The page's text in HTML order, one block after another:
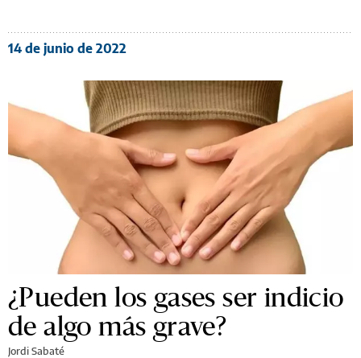
14 de junio de 2022
¿Pueden los gases ser indicio
de algo más grave?
Jordi Sabaté